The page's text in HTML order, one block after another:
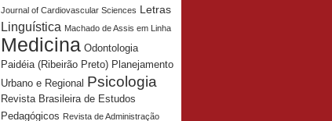
Journal of Cardiovascular Sciences Letras
Linguística Machado de Assis em Linha
Medicina Odontologia
Paidéia (Ribeirão Preto) Planejamento
Urbano e Regional Psicologia
Revista Brasileira de Estudos
Pedagógicos Revista de Administração